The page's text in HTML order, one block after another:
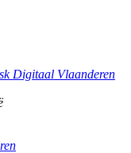
Digitaal Vlaanderen